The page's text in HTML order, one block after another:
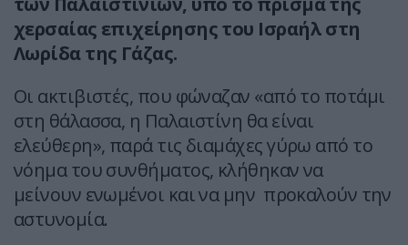
χερσαίας επιχείρησης του Ισραήλ στη
Λωρίδα της Γάζας.
Οι ακτιβιστές, που φώναζαν «από το ποτάμι
στη θάλασσα, η Παλαιστίνη θα είναι
ελεύθερη», παρά τις διαμάχες γύρω από το
νόημα του συνθήματος, κλήθηκαν να
μείνουν ενωμένοι και να μην προκαλούν την
αστυνομία.